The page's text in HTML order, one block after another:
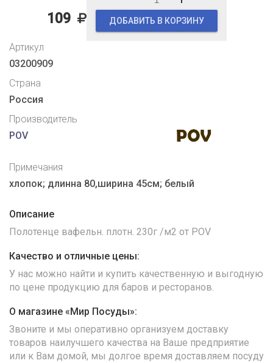
109 ДОБАВИТЬ В КОРЗИНУ
Артикул
03200909
Страна
Россия
Производитель
POV
Примечания
хлопок; длинна 80,ширина 45см; белый
Описание
Полотенце вафельн. плотн. 230г /м2 от POV
Качество и отличные цены:
У нас можно найти и купить качественную и выгодную
по цене продукцию для баров и ресторанов.
О магазине «Мир Посуды»:
Звоните и мы оперативно организуем доставку
товаров наилучшего качества на Ваше предприятие
или к Вам домой, мы долгое время доставляем посуду